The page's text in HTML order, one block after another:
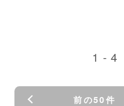
1 - 4
前の50件